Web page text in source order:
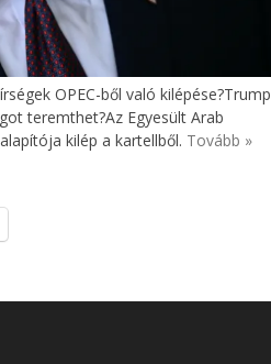
OPEC-ből való kilépése?Trump
teremthet?Az Egyesült Arab
kilép a kartellből. Tovább »